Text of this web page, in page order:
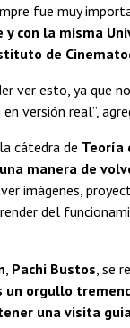
fue muy
y con la misma
de
ver esto, ya que
versión real”,
cátedra de Teoría
manera de
imágenes,
del
Pachi Bustos , se
un orgullo
una visita